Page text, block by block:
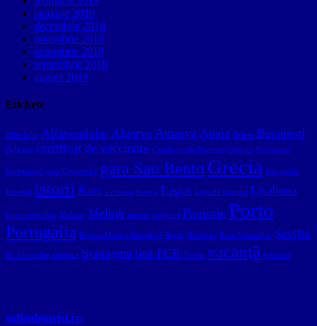
ianuarie 2019
decembrie 2018
noiembrie 2018
octombrie 2018
septembrie 2018
august 2018
Etichete
Alba Iulia Alfapendular Algarve Amasya Atena Belem București
Bulgaria certificat de vaccinare Comboios de Portugal Crăciun Ferdinand
Întregitorul gara Campanha gara Sao Bento Grecia Hierapolis
Istanbul istorii Kars kavârma Konya Lagos legende lipscani Lisabona
Lupa capitolina Makaza Melnik muzeu pașaport Pomorie Porto
Portugalia Regina Maria a României Rojen Romaero Roza Vânturilor Sevilla
Sf. Gheorghe shopska Syntagma test PCR Turcia vacanță veterani
sufletdeturist.ro